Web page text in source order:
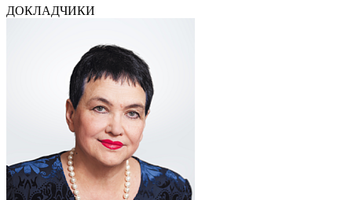
ДОКЛАДЧИКИ